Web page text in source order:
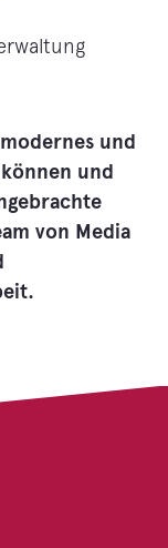
und
und
von Media